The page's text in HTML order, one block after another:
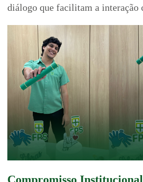
diálogo que facilitam a interação